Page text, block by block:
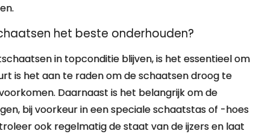
het beste onderhouden?
in topconditie blijven, is het essentieel om
is het aan te raden om de schaatsen droog te
Daarnaast is het belangrijk om de
bij voorkeur in een speciale schaatstas of -hoes
ook regelmatig de staat van de ijzers en laat